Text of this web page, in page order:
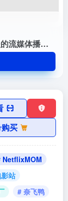
一个致力于免费提供奈飞影剧动漫的流媒体播放平台
买
NetflixMOM
站
# 奈飞鸭